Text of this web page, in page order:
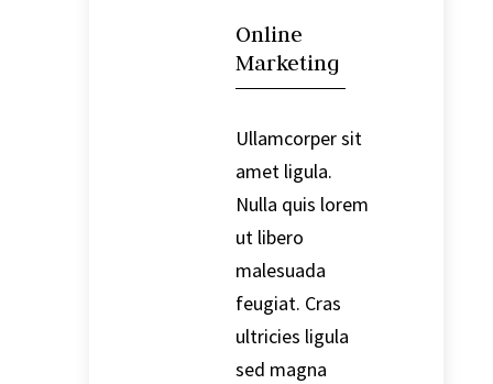
Online
Marketing
Ullamcorper sit
amet ligula.
Nulla quis lorem
ut libero
malesuada
feugiat. Cras
ultricies ligula
sed magna